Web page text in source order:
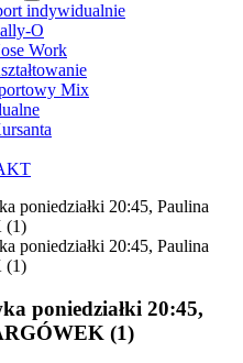
indywidualnie
O
Work
Mix
poniedziałki 20:45,
(1)